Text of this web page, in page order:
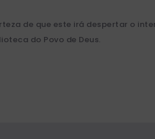
de que este irá despertar o
do Povo de Deus.